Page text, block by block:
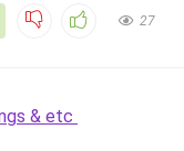
27
& etc